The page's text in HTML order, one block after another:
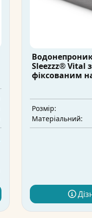
Sleezzz® Vital
фіксованим
Розмір:
Матеріальний: